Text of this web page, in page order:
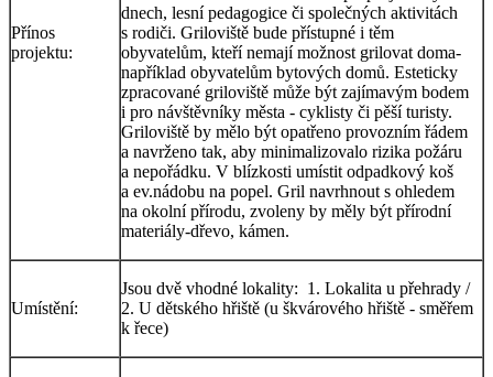
Přínos
projektu:
dnech, lesní pedagogice či společných aktivitách
s rodiči. Griloviště bude přístupné i těm
obyvatelům, kteří nemají možnost grilovat doma-
například obyvatelům bytových domů. Esteticky
zpracované griloviště může být zajímavým bodem
i pro návštěvníky města - cyklisty či pěší turisty.
Griloviště by mělo být opatřeno provozním řádem
a navrženo tak, aby minimalizovalo rizika požáru
a nepořádku. V blízkosti umístit odpadkový koš
a ev.nádobu na popel. Gril navrhnout s ohledem
na okolní přírodu, zvoleny by měly být přírodní
materiály-dřevo, kámen.
Umístění:
Jsou dvě vhodné lokality: 1. Lokalita u přehrady /
2. U dětského hřiště (u škvárového hřiště - směřem
k řece)